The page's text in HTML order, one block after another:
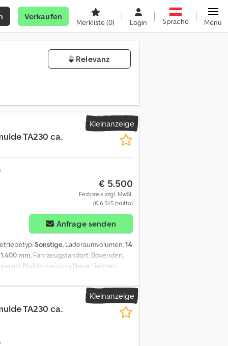
Verkaufen
Merkliste(0) Login Sprache Menü
Relevanz
Kleinanzeige
TA230 ca.
€ 5.500
Festpreis zzgl. MwSt.
(€ 6.545 brutto)
Anfrage senden
Sonstige, Laderaumvolumen:14
1.400 mm, Fahrzeugstandort: Bovenden,
mit Muldenheizung Neue Liebherr
ein max. Volumen von ca. 14m³! Gehäuft
Dcedpfxevhk D Rj Amyek OHNE
und Irrtümer vorbehalten! - .Kleinanzeige
TA230 ca.